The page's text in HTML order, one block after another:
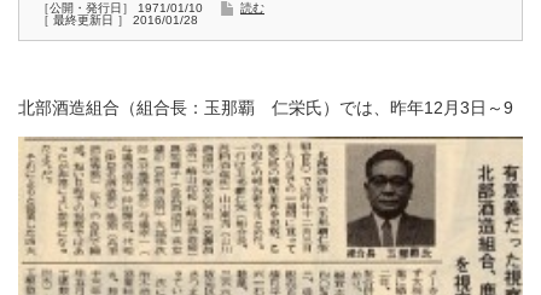
［公開・発行日］ 1971/01/10
［ 最終更新日 ］ 2016/01/28
読む
北部酒造組合（組合長：玉那覇 仁栄氏）では、 昨年12月3日～9